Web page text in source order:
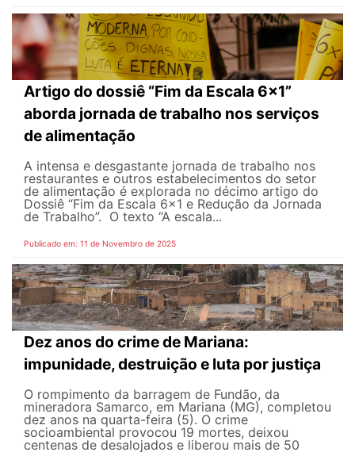
Artigo do dossiê “Fim da Escala 6x1”
aborda jornada de trabalho nos serviços
de alimentação
A intensa e desgastante jornada de trabalho nos
restaurantes e outros estabelecimentos do setor
de alimentação é explorada no décimo artigo do
Dossiê “Fim da Escala 6x1 e Redução da Jornada
de Trabalho”. O texto “A escala...
Publicado em: 11 de Novembro de 2025
Dez anos do crime de Mariana:
impunidade, destruição e luta por justiça
O rompimento da barragem de Fundão, da
mineradora Samarco, em Mariana (MG), completou
dez anos na quarta-feira (5). O crime
socioambiental provocou 19 mortes, deixou
centenas de desalojados e liberou mais de 50